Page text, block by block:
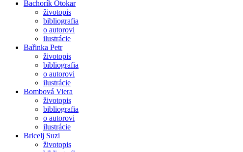
Bachorík Otokar
životopis
bibliografia
o autorovi
ilustrácie
Bařinka Petr
životopis
bibliografia
o autorovi
ilustrácie
Bombová Viera
životopis
bibliografia
o autorovi
ilustrácie
Bricelj Suzi
životopis